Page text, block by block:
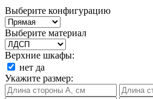
Выберите конфигурацию
Выберите материал
Верхние шкафы:
нет да
Укажите размер: